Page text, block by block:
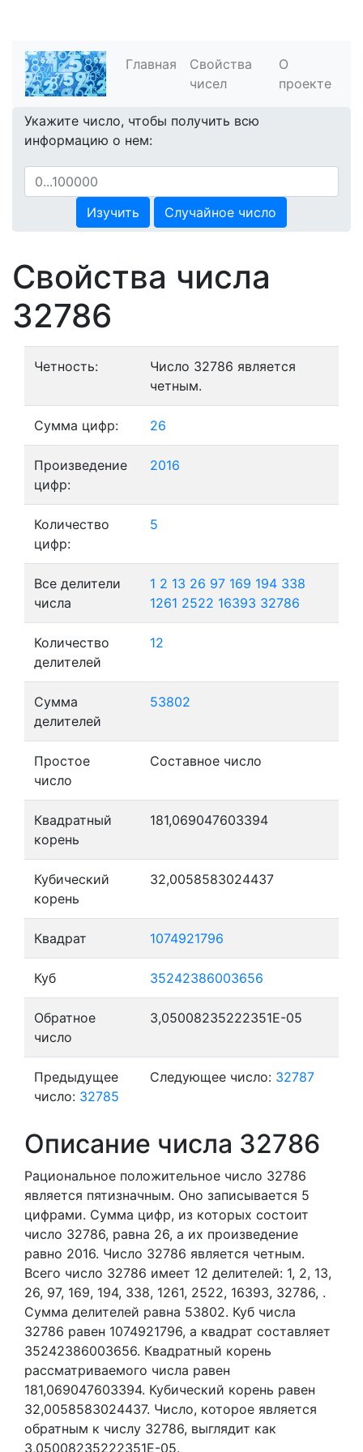
Главная
Свойства
чисел
О
проекте
Укажите число, чтобы получить всю
информацию о нем:
Изучить Случайное число
Свойства числа
32786
Четность:
Число 32786 является
четным.
Сумма цифр: 26
Произведение
цифр:
2016
Количество
цифр:
5
Все делители
числа
1 2 13 26 97 169 194 338
1261 2522 16393 32786
Количество
делителей
12
Сумма
делителей
53802
Простое
число
Составное число
Квадратный
корень
181,069047603394
Кубический
корень
32,0058583024437
Квадрат 1074921796
Куб 35242386003656
Обратное
число
3,05008235222351E-05
Предыдущее
число: 32785
Следующее число: 32787
Описание числа 32786
Рациональное положительное число 32786
является пятизначным. Оно записывается 5
цифрами. Сумма цифр, из которых состоит
число 32786, равна 26, а их произведение
равно 2016. Число 32786 является четным.
Всего число 32786 имеет 12 делителей: 1, 2, 13,
26, 97, 169, 194, 338, 1261, 2522, 16393, 32786, .
Сумма делителей равна 53802. Куб числа
32786 равен 1074921796, а квадрат составляет
35242386003656. Квадратный корень
рассматриваемого числа равен
181,069047603394. Кубический корень равен
32,0058583024437. Число, которое является
обратным к числу 32786, выглядит как
3,05008235222351E-05.